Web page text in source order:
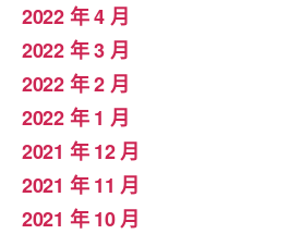
2022 年 4 月
2022 年 3 月
2022 年 2 月
2022 年 1 月
2021 年 12 月
2021 年 11 月
2021 年 10 月